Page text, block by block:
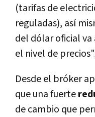
(tarifas de
reguladas), así
del dólar oficial
el nivel de
Desde el bróker
que una fuerte
de cambio que